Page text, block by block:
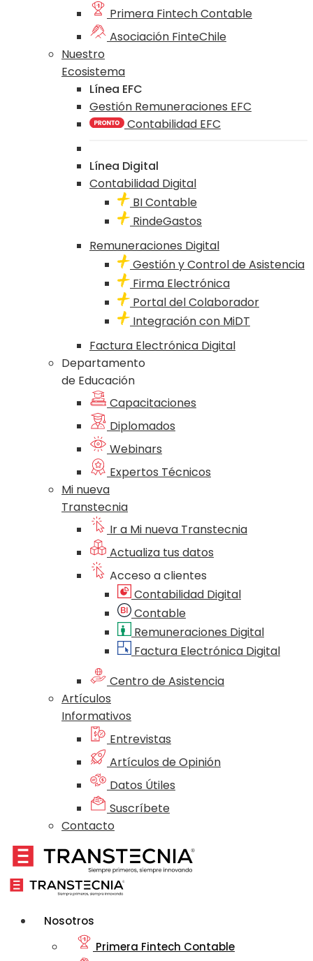
Primera Fintech Contable
Asociación FinteChile
Nuestro
Ecosistema
Línea EFC
Gestión Remuneraciones EFC
Contabilidad EFC
Línea Digital
Contabilidad Digital
BI Contable
RindeGastos
Remuneraciones Digital
Gestión y Control de Asistencia
Firma Electrónica
Portal del Colaborador
Integración con MiDT
Factura Electrónica Digital
Departamento
de Educación
Capacitaciones
Diplomados
Webinars
Expertos Técnicos
Mi nueva
Transtecnia
Ir a Mi nueva Transtecnia
Actualiza tus datos
Acceso a clientes
Contabilidad Digital
Contable
Remuneraciones Digital
Factura Electrónica Digital
Centro de Asistencia
Artículos
Informativos
Entrevistas
Artículos de Opinión
Datos Útiles
Suscríbete
Contacto
Nosotros
Primera Fintech Contable